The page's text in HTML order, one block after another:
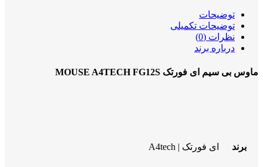
توضیحات
توضیحات تکمیلی
نظرات (0)
درباره برند
ماوس بی سیم ای فورتک MOUSE A4TECH FG12S
برند ای فورتک | A4tech